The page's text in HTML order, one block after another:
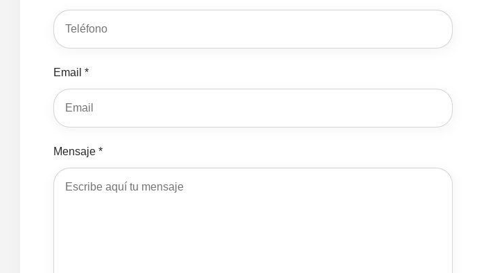
Email *
Mensaje *